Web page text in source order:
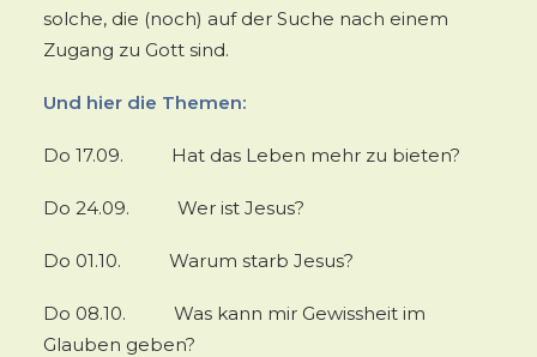
solche, die (noch) auf der Suche nach einem
Zugang zu Gott sind.
Und hier die Themen:
Do 17.09. Hat das Leben mehr zu bieten?
Do 24.09. Wer ist Jesus?
Do 01.10. Warum starb Jesus?
Do 08.10. Was kann mir Gewissheit im
Glauben geben?